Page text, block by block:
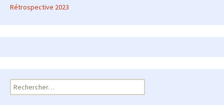
Rétrospective 2023
Rechercher :